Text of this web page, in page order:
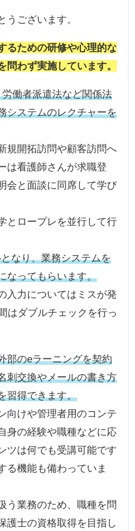
うございます。
るための研修や心理的な
問わず実施しています。
働者派遣法など関係法
システムのレクチャーを
規開拓訪問や顧客訪問へ
は看護師さんが求職登
会と面談に同席して学び
とロープレを並行して行
なり、業務システムを
なってもらいます。
入力についてはミスが発
はダブルチェックを行っ
部のeラーニングを契約
刺交換やメールの書き方
習得できます。
向けや管理者用のコンテ
身の経験や職種などに応
ツは何でも受講可能です
る機能も備わっていま
う業務のため、職種を問
護士の資格取得を目指し